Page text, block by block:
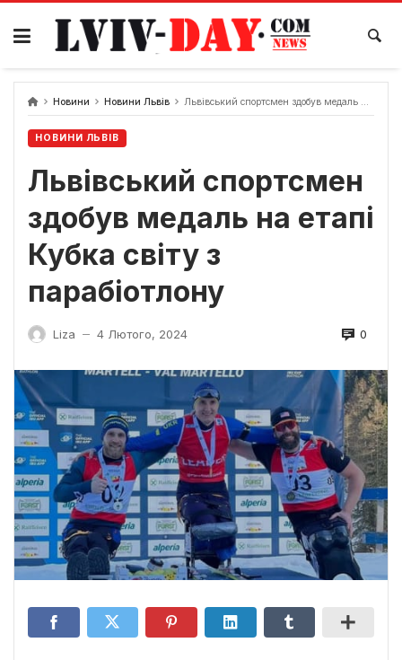
Skip
content
Новини Новини Львів Львівський спортсмен здобув медаль на етапі Кубка світу з парабіотлону
НОВИНИ ЛЬВІВ
Львівський спортсмен
здобув медаль на етапі
Кубка світу з
парабіотлону
Liza — 4 Лютого, 2024 0